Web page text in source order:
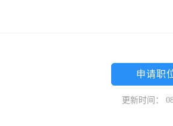
申请职
更新时间：